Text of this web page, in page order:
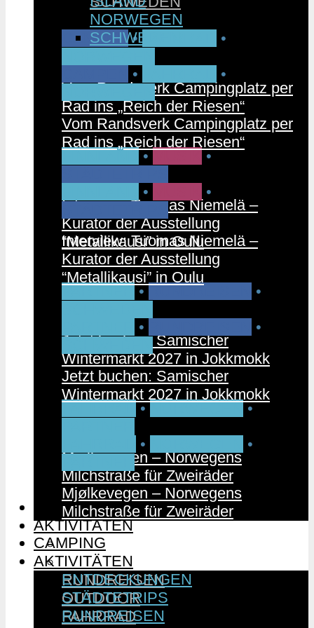
CAMPEN •
•
Vom Randsverk Campingplatz per
Rad ins „Reich der Riesen“
FINNLAND • MUSIK •
Interview: Tuomas Niemelä –
Kurator der Ausstellung
“Metallikausi” in Oulu
PARTNER • RUNDREISEN
•
Jetzt buchen: Samischer
Wintermarkt 2027 in Jokkmokk
FAHRRAD • NORWEGEN •
Mjølkevegen – Norwegens
Milchstraße für Zweiräder
CAMPING
AKTIVITÄTEN
ENTDECKUNGEN
STÄDTETRIPS
RUNDREISEN
OUTDOOR
FAHRRAD
NORWEGEN
SCHWEDEN
•
•
Vom Randsverk Campingplatz per
Rad ins „Reich der Riesen“
•
•
Interview: Tuomas Niemelä –
Kurator der Ausstellung
“Metallikausi” in Oulu
•
•
Jetzt buchen: Samischer
Wintermarkt 2027 in Jokkmokk
•
•
Mjølkevegen – Norwegens
Milchstraße für Zweiräder
CAMPING
AKTIVITÄTEN
ENTDECKUNGEN
STÄDTETRIPS
RUNDREISEN